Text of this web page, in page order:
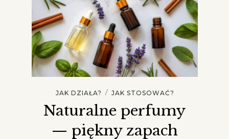
JAK DZIAŁA? / JAK STOSOWAĆ?
Naturalne perfumy
— piękny zapach